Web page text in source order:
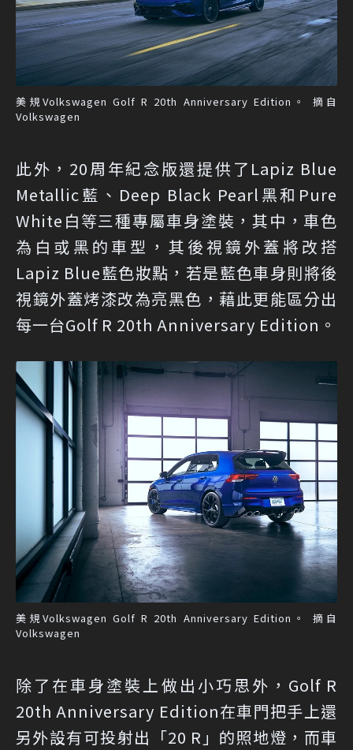
美規Volkswagen Golf R 20th Anniversary Edition。 摘自
Volkswagen
此外，20周年紀念版還提供了Lapiz Blue
Metallic藍、Deep Black Pearl黑和Pure
White白等三種專屬車身塗裝，其中，車色
為白或黑的車型，其後視鏡外蓋將改搭
Lapiz Blue藍色妝點，若是藍色車身則將後
視鏡外蓋烤漆改為亮黑色，藉此更能區分出
每一台Golf R 20th Anniversary Edition。
美規Volkswagen Golf R 20th Anniversary Edition。 摘自
Volkswagen
除了在車身塗裝上做出小巧思外，Golf R
20th Anniversary Edition在車門把手上還
另外設有可投射出「20 R」的照地燈，而車